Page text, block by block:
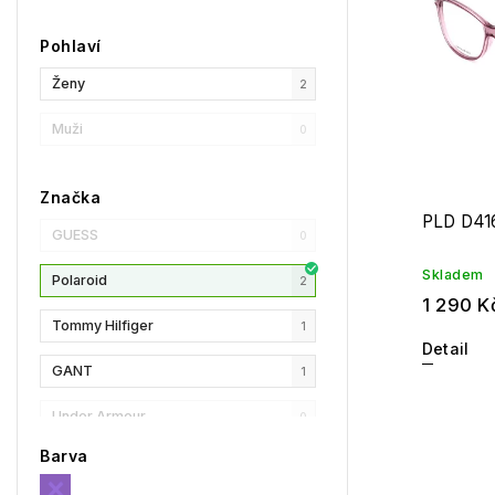
Pohlaví
Ženy 2
Muži 0
Značka
GUESS 0
Polaroid 2
Tommy Hilfiger 1
GANT 1
Under Armour 0
Privé Revaux
Barva
PLD
Skladem
1 290
Detail